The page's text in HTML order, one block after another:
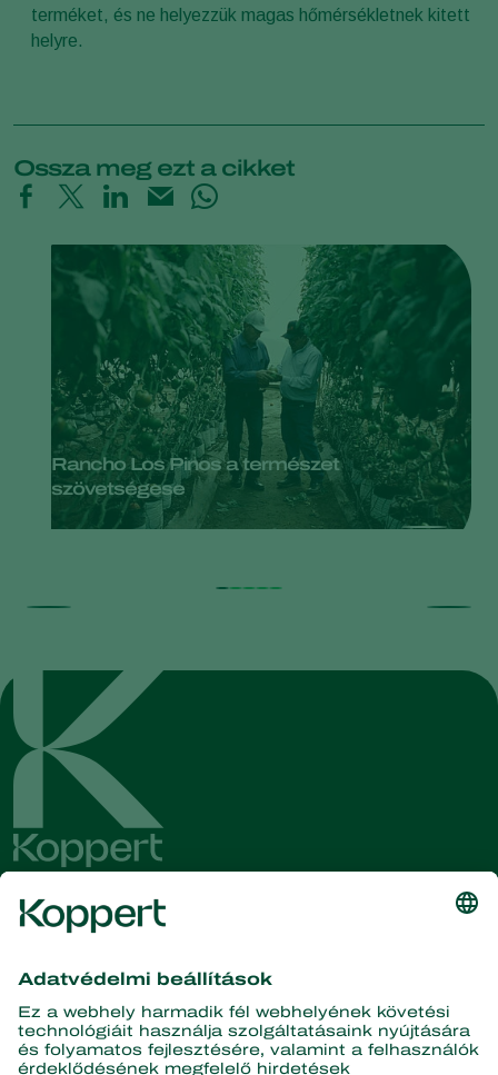
terméket, és ne helyezzük magas hőmérsékletnek kitett
helyre.
Ossza meg ezt a cikket
Rancho Los Pinos a természet
szövetségese
és információinkat!
Iratkozzon fel itt